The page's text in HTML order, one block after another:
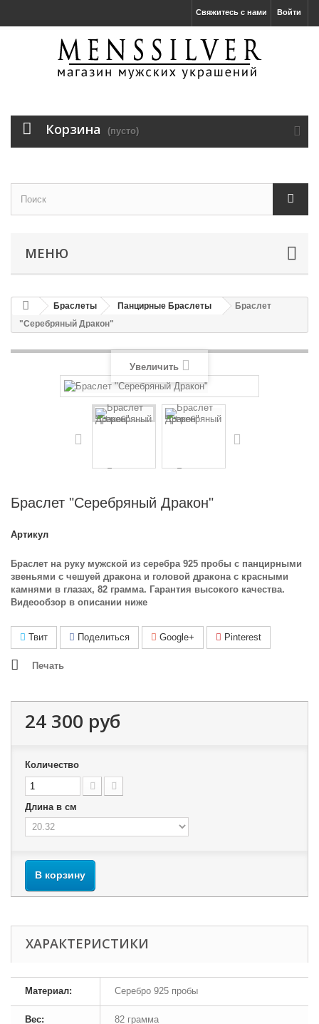
Войти
Свяжитесь с нами
Корзина (пусто)
МЕНЮ
Браслеты Панцирные Браслеты
Браслет
"Серебряный Дракон"
Увеличить
Браслет "Серебряный Дракон"
Артикул
Браслет на руку мужской из серебра 925 пробы с панцирными
звеньями с чешуей дракона и головой дракона с красными
камнями в глазах, 82 грамма. Гарантия высокого качества.
Видеообзор в описании ниже
Твит Поделиться Google+ Pinterest
Печать
24 300 руб
Количество
Длина в см
В корзину
ХАРАКТЕРИСТИКИ
Материал: Серебро 925 пробы
Вес: 82 грамма